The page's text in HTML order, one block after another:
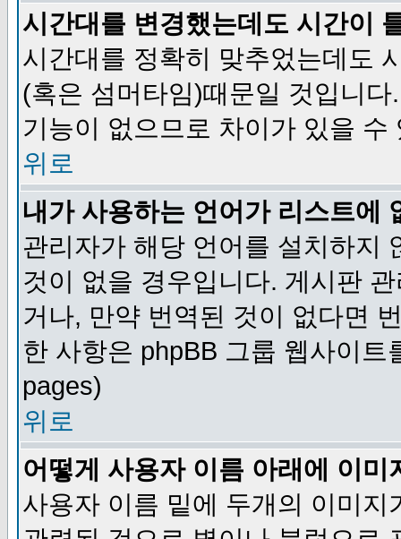
시간대를 변경했는데도 시간이
시간대를 정확히 맞추었는데도
(혹은 섬머타임)때문일 것입니
기능이 없으므로 차이가 있을 수
위로
내가 사용하는 언어가 리스트에
관리자가 해당 언어를 설치하지
것이 없을 경우입니다. 게시판
거나, 만약 번역된 것이 없다면
한 사항은 phpBB 그룹 웹사이
pages)
위로
어떻게 사용자 이름 아래에 이미
사용자 이름 밑에 두개의 이미